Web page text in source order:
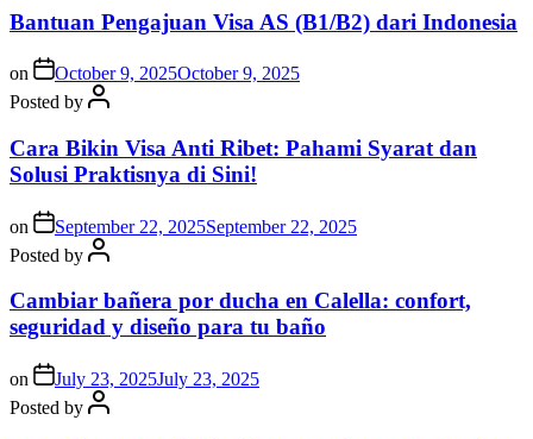
Bantuan Pengajuan Visa AS (B1/B2) dari Indonesia
on October 9, 2025October 9, 2025
Posted by
Cara Bikin Visa Anti Ribet: Pahami Syarat dan
Solusi Praktisnya di Sini!
on September 22, 2025September 22, 2025
Posted by
Cambiar bañera por ducha en Calella: confort,
seguridad y diseño para tu baño
on July 23, 2025July 23, 2025
Posted by